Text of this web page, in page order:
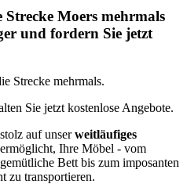
Moers mehrmals
und fordern Sie jetzt
Strecke mehrmals.
Sie jetzt kostenlose Angebote.
auf unserweitläufiges
ermöglicht, Ihre Möbel - vom
Bett bis zum imposanten
zu transportieren.